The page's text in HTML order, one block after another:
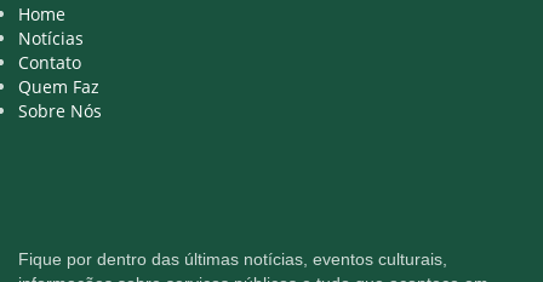
Home
Notícias
Contato
Quem Faz
Sobre Nós
Fique por dentro das últimas notícias, eventos culturais,